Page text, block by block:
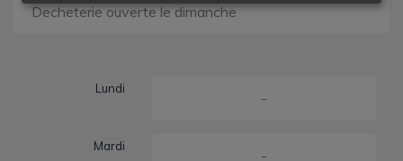
Decheterie ouverte le dimanche
Lundi
-
Mardi
-